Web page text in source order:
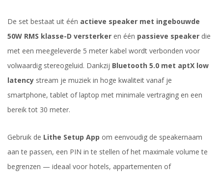
De set bestaat uit één actieve speaker met ingebouwde
50W RMS klasse-D versterker en één passieve speaker die
met een meegeleverde 5 meter kabel wordt verbonden voor
volwaardig stereogeluid. Dankzij Bluetooth 5.0 met aptX low
latency stream je muziek in hoge kwaliteit vanaf je
smartphone, tablet of laptop met minimale vertraging en een
bereik tot 30 meter.
Gebruik de Lithe Setup App om eenvoudig de speakernaam
aan te passen, een PIN in te stellen of het maximale volume te
begrenzen — ideaal voor hotels, appartementen of